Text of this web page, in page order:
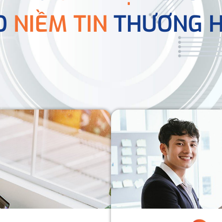
NIỀM TIN THƯƠNG